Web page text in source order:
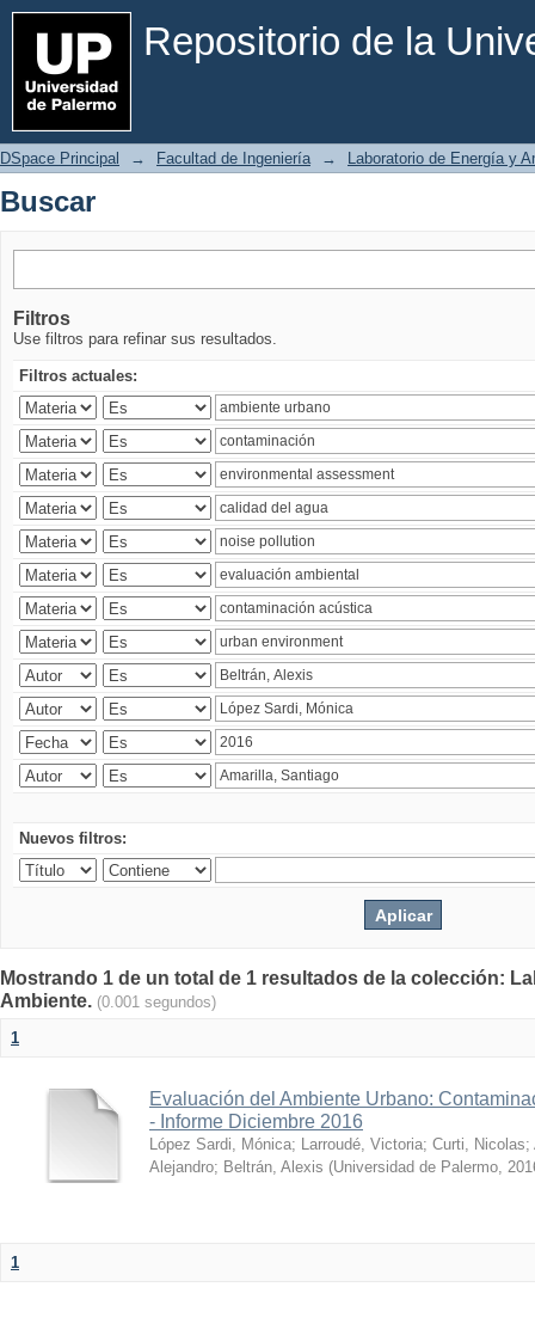
Repositorio de la
Buscar
DSpace Principal → Facultad de Ingeniería → Laboratorio de Energía y
Buscar
Filtros
Use filtros para refinar sus resultados.
Filtros actuales:
Nuevos filtros:
Mostrando 1 de un total de 1 resultados de la colección:
Ambiente. (0.001 segundos)
1
Evaluación del Ambiente Urbano:
- Informe Diciembre 2016
López Sardi, Mónica; Larroudé, Victoria; Curti, Nicolas;
Alejandro; Beltrán, Alexis (Universidad de Palermo,
1